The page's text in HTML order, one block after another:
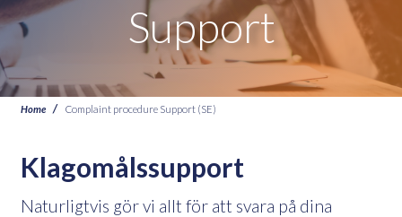
Support
Home Complaint procedure Support (SE)
Klagomålssupport
Naturligtvis gör vi allt för att svara på dina